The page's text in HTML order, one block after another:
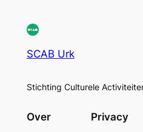
SCAB Urk
Stichting Culturele
Over Privacy